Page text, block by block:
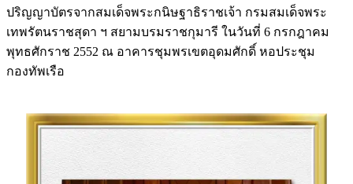
ปริญญาบัตรจากสมเด็จพระกนิษฐาธิราชเจ้า กรมสมเด็จพระ
เทพรัตนราชสุดา ฯ สยามบรมราชกุมารี ในวันที่ 6 กรกฎาคม
พุทธศักราช 2552 ณ อาคารชุมพรเขตอุดมศักดิ์ หอประชุม
กองทัพเรือ